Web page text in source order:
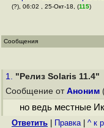
(?), 06:02 , 25-Окт-18, (115)
Сообщения
1. "Релиз Solaris 11.4"
Сообщение от Аноним
но ведь местные
Ответить Правка| ^ к